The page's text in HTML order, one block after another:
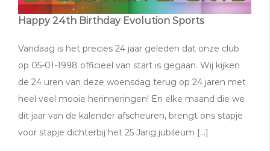
Happy 24th Birthday Evolution Sports
Vandaag is het precies 24 jaar geleden dat onze club
op 05-01-1998 officieel van start is gegaan. Wij kijken
de 24 uren van deze woensdag terug op 24 jaren met
heel veel mooie herinneringen! En elke maand die we
dit jaar van de kalender afscheuren, brengt ons stapje
voor stapje dichterbij het 25 Jarig jubileum […]